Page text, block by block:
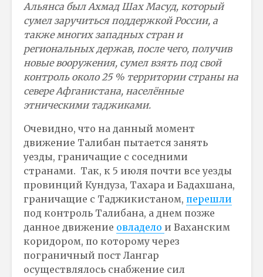
Альянса был Ахмад Шах Масуд, который
сумел заручиться поддержкой России, а
также многих западных стран и
региональных держав, после чего, получив
новые вооружения, сумел взять под свой
контроль около 25 % территории страны на
севере Афганистана, населённые
этническими таджиками.
Очевидно, что на данный момент
движение Талибан пытается занять
уезды, граничащие с соседними
странами. Так, к 5 июля почти все уезды
провинций Кундуза, Тахара и Бадахшана,
граничащие с Таджикистаном, перешли
под контроль Талибана, а днем позже
данное движение овладело и Ваханским
коридором, по которому через
пограничный пост Лангар
осуществлялось снабжение сил